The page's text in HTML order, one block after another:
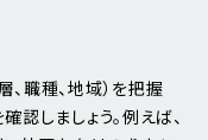
職種、地域）を把握
認しましょう。例えば、